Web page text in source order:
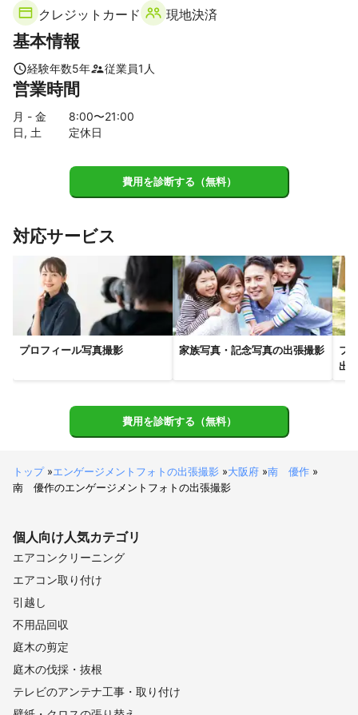
撮影時間：１時間
料金　　：期間限定　特別価格
撮影場所：大阪市内
私の仕事は、単に美しい写真を撮るだけではありません。大切な
ます。自然な笑顔や、ふとした瞬間の感情を大切に撮影し、{{nam
e}}様にとって一生残る価値のある作品を提供します。
お客様の素晴らしい瞬間を切り取るためには、心地よい雰囲気作
りも大切だと思っております。撮影中は、リラックスして、自然
体でいられるよう努めます。
ご希望の日時や場所に関する具体的なご要望があれば、何でもお
私の提供するサービスについての詳細なご質問がありましたら、
お気軽にお問い合わせください。迅速且つ丁寧な対応を始めとす
る、質の高いサービスを提供することを心がけています。
何卒宜しくお願い申し上げます。
年間エンドロール・オープニングムービーなど全部で100本以上
アピールポイント
私の強みはコミニケション能力が高さで素敵な表情を引き出すこ
き「撮影凄く楽しかった！！」嬉しい言葉をたくさん頂いており
ほんと感謝です！！楽しく撮影されたい方はぜひ私にお任せくだ
さい！！
クレジットカード
現地決済
基本情報
経験年数5年 従業員1 人
営業時間
月 - 金 8:00〜21:00
日, 土
定休日
費用を診断する（無料）
対応サービス
プロフィール写真撮影 家族写真・記念写真の出張撮影
フ
出
費用を診断する（無料）
トップ»エンゲージメントフォトの出張撮影 »大阪府 »南 優作 »
南 優作のエンゲージメントフォトの出張撮影
個人向け人気カテゴリ
エアコンクリーニング
エアコン取り付け
引越し
不用品回収
庭木の剪定
庭木の伐採・抜根
テレビのアンテナ工事・取り付け